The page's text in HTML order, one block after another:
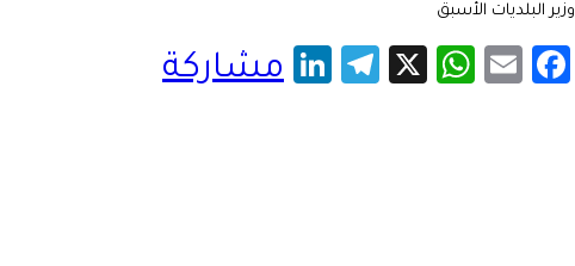
وزير البلديات الأسبق
Facebook
Email
WhatsApp
X
Telegram
LinkedIn
مشاركة